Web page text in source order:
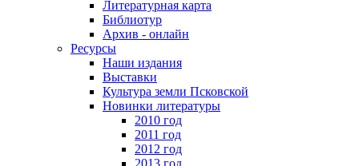
Литературная карта
Библиотур
Архив - онлайн
Ресурсы
Наши издания
Выставки
Культура земли Псковской
Новинки литературы
2010 год
2011 год
2012 год
2013 год